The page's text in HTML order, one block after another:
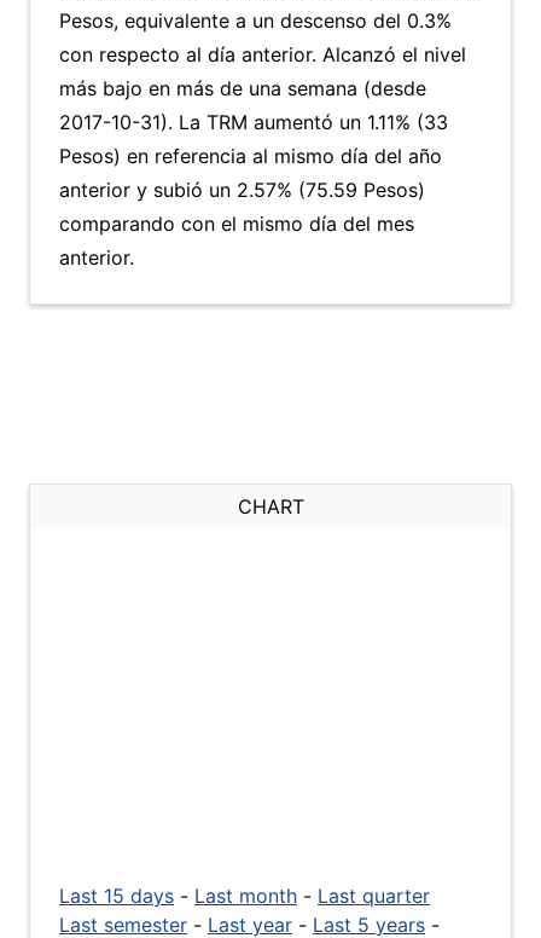
Pesos, equivalente a un descenso del 0.3%
con respecto al día anterior. Alcanzó el nivel
más bajo en más de una semana (desde
2017-10-31). La TRM aumentó un 1.11% (33
Pesos) en referencia al mismo día del año
anterior y subió un 2.57% (75.59 Pesos)
comparando con el mismo día del mes
anterior.
CHART
Last 15 days - Last month - Last quarter
Last semester - Last year - Last 5 years -